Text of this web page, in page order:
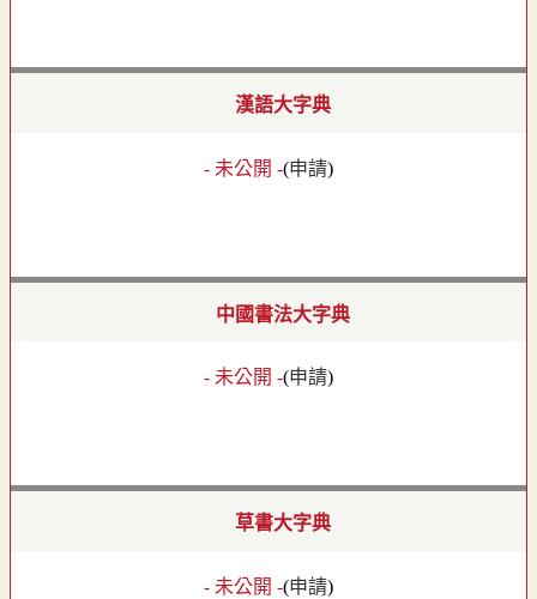
漢語大字典
- 未公開 -(申請)
中國書法大字典
- 未公開 -(申請)
草書大字典
- 未公開 -(申請)